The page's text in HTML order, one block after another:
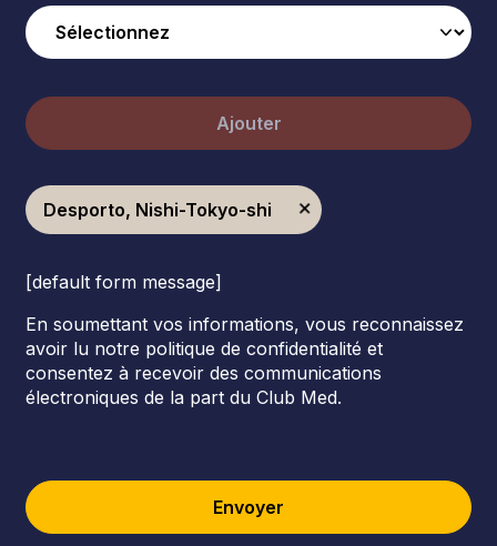
Ajouter
Desporto, Nishi-Tokyo-shi
[default form message]
En soumettant vos informations, vous reconnaissez
avoir lu notre politique de confidentialité et
consentez à recevoir des communications
électroniques de la part du Club Med.
Envoyer